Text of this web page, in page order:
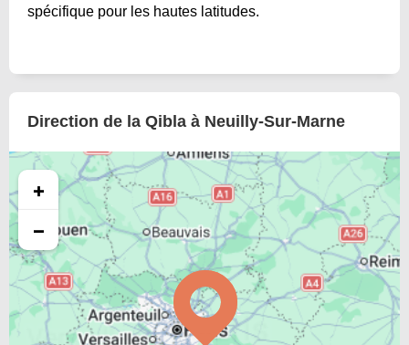
spécifique pour les hautes latitudes.
Direction de la Qibla à Neuilly-Sur-Marne
+
−